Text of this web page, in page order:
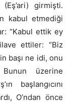
girmişti.
kabul etmediği
“Kabul ettik ey
ettiler: “Biz
başı ne idi, onu
üzerine
başlangıcını
O’ndan önce